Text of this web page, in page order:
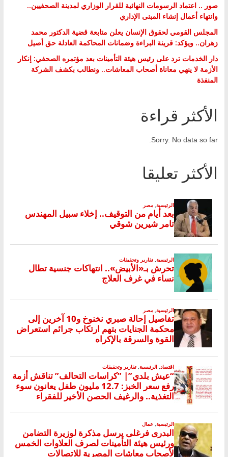
صور .. اعتماد الرسومات النهائية للقرار الوزاري لمدينة الصحفيين..
وانتهاء أعمال إنشاء المبنى الإداري
المجلس القومي لحقوق الإنسان يعلن متابعة قضية الدكتور محمد
زهران.. ويؤكد: قرينة البراءة وضمانات المحاكمة العادلة حق أصيل
دار الخدمات ترد على رئيس هيئة التأمينات بعد مؤتمره الصحفي: إنكار
الأزمة لا ينهي معاناة أصحاب المعاشات.. ونطالب بكشف الشركة
المنفذة
الأكثر قراءة
Sorry. No data so far.
الأكثر تعليقا